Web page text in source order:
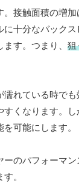
接触面積の増加
十分なバック
す。つまり、 狙
れている時で
くなります。し
可能にします。
のパフォーマン
。